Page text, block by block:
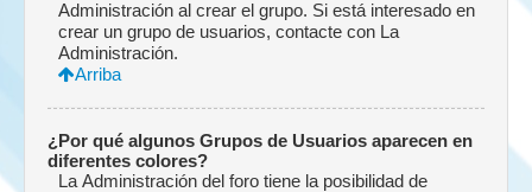
Administración al crear el grupo. Si está interesado en
crear un grupo de usuarios, contacte con La
Administración.
Arriba
¿Por qué algunos Grupos de Usuarios aparecen en
diferentes colores?
La Administración del foro tiene la posibilidad de